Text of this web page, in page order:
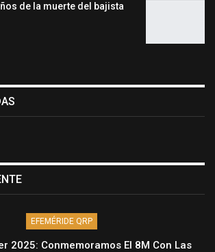
de la muerte del bajista
EFEMÉRIDE QRP
2025: Conmemoramos El 8M Con Las